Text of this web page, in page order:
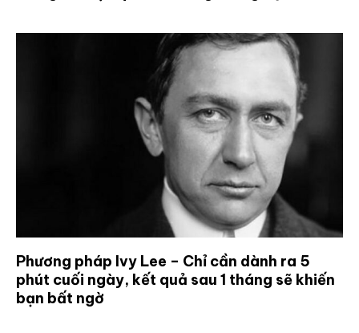
Phương pháp Ivy Lee – Chỉ cần dành ra 5
phút cuối ngày, kết quả sau 1 tháng sẽ khiến
bạn bất ngờ